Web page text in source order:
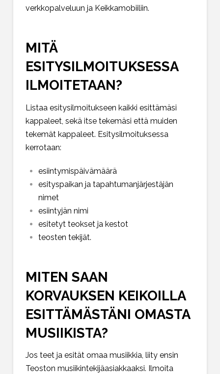
verkkopalveluun ja Keikkamobiiliin.
MITÄ
ESITYSILMOITUKSESSA
ILMOITETAAN?
Listaa esitysilmoitukseen kaikki esittämäsi
kappaleet, sekä itse tekemäsi että muiden
tekemät kappaleet. Esitysilmoituksessa
kerrotaan:
esiintymispäivämäärä
esityspaikan ja tapahtumanjärjestäjän
nimet
esiintyjän nimi
esitetyt teokset ja kestot
teosten tekijät.
MITEN SAAN
KORVAUKSEN KEIKOILLA
ESITTÄMÄSTÄNI OMASTA
MUSIIKISTA?
Jos teet ja esität omaa musiikkia, liity ensin
Teoston musiikintekijäasiakkaaksi. Ilmoita